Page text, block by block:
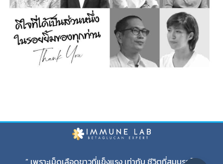
” เพราะเม็ดเลือดขาวที่แข็งแรง เท่ากับ ชีวิตที่สมบูรณ์ “